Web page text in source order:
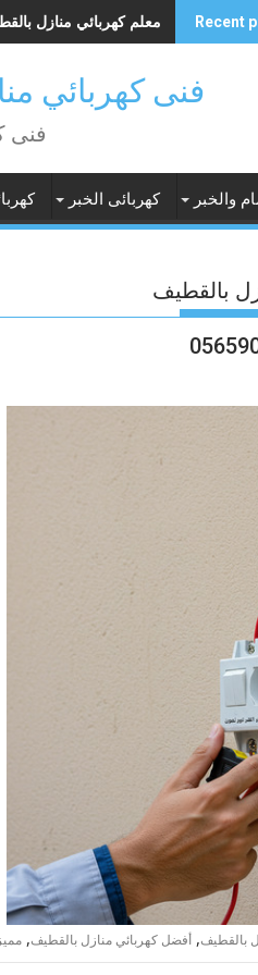
Recent معلم كهربائي منازل بالقطيف
فنى كهربائي منازل
فنى
والخبر كهربائى الخبر
بالقطيف
بالقطيف, أفضل كهربائي منازل بالقطيف,